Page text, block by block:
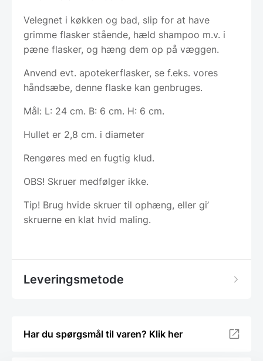
Velegnet i køkken og bad, slip for at have
grimme flasker stående, hæld shampoo m.v. i
pæne flasker, og hæng dem op på væggen.
Anvend evt. apotekerflasker, se f.eks. vores
håndsæbe, denne flaske kan genbruges.
Mål: L: 24 cm. B: 6 cm. H: 6 cm.
Hullet er 2,8 cm. i diameter
Rengøres med en fugtig klud.
OBS! Skruer medfølger ikke.
Tip! Brug hvide skruer til ophæng, eller gi’
skruerne en klat hvid maling.
Leveringsmetode
Har du spørgsmål til varen? Klik her